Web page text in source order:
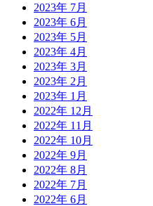
2023年 7月
2023年 6月
2023年 5月
2023年 4月
2023年 3月
2023年 2月
2023年 1月
2022年 12月
2022年 11月
2022年 10月
2022年 9月
2022年 8月
2022年 7月
2022年 6月